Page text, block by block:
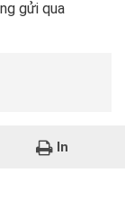
gửi qua
In